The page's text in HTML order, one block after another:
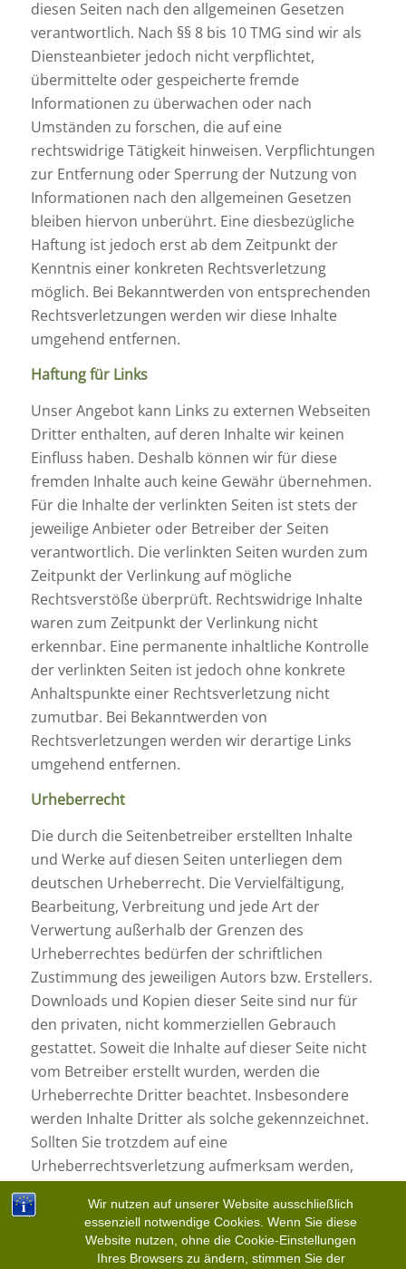
Wir nutzen auf unserer Website ausschließlich
essenziell notwendige Cookies. Wenn Sie diese
Website nutzen, ohne die Cookie-Einstellungen
Ihres Browsers zu ändern, stimmen Sie der
diesen Seiten nach den allgemeinen Gesetzen
verantwortlich. Nach §§ 8 bis 10 TMG sind wir als
Diensteanbieter jedoch nicht verpflichtet,
übermittelte oder gespeicherte fremde
Informationen zu überwachen oder nach
Umständen zu forschen, die auf eine
rechtswidrige Tätigkeit hinweisen. Verpflichtungen
zur Entfernung oder Sperrung der Nutzung von
Informationen nach den allgemeinen Gesetzen
bleiben hiervon unberührt. Eine diesbezügliche
Haftung ist jedoch erst ab dem Zeitpunkt der
Kenntnis einer konkreten Rechtsverletzung
möglich. Bei Bekanntwerden von entsprechenden
Rechtsverletzungen werden wir diese Inhalte
umgehend entfernen.
Haftung für Links
Unser Angebot kann Links zu externen Webseiten
Dritter enthalten, auf deren Inhalte wir keinen
Einfluss haben. Deshalb können wir für diese
fremden Inhalte auch keine Gewähr übernehmen.
Für die Inhalte der verlinkten Seiten ist stets der
jeweilige Anbieter oder Betreiber der Seiten
verantwortlich. Die verlinkten Seiten wurden zum
Zeitpunkt der Verlinkung auf mögliche
Rechtsverstöße überprüft. Rechtswidrige Inhalte
waren zum Zeitpunkt der Verlinkung nicht
erkennbar. Eine permanente inhaltliche Kontrolle
der verlinkten Seiten ist jedoch ohne konkrete
Anhaltspunkte einer Rechtsverletzung nicht
zumutbar. Bei Bekanntwerden von
Rechtsverletzungen werden wir derartige Links
umgehend entfernen.
Urheberrecht
Die durch die Seitenbetreiber erstellten Inhalte
und Werke auf diesen Seiten unterliegen dem
deutschen Urheberrecht. Die Vervielfältigung,
Bearbeitung, Verbreitung und jede Art der
Verwertung außerhalb der Grenzen des
Urheberrechtes bedürfen der schriftlichen
Zustimmung des jeweiligen Autors bzw. Erstellers.
Downloads und Kopien dieser Seite sind nur für
den privaten, nicht kommerziellen Gebrauch
gestattet. Soweit die Inhalte auf dieser Seite nicht
vom Betreiber erstellt wurden, werden die
Urheberrechte Dritter beachtet. Insbesondere
werden Inhalte Dritter als solche gekennzeichnet.
Sollten Sie trotzdem auf eine
Urheberrechtsverletzung aufmerksam werden,
bitten wir um einen entsprechenden Hinweis. Bei
Bekanntwerden von Rechtsverletzungen werden
wir derartige Inhalte umgehend entfernen.